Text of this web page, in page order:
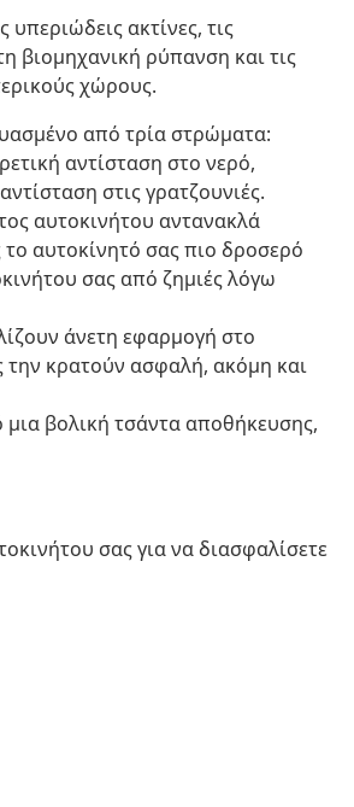
ακτίνες, τις
βιομηχανική ρύπανση και τις
χώρους.
από τρία στρώματα:
αντίσταση στο νερό,
στις γρατζουνιές.
αυτοκινήτου αντανακλά
αυτοκίνητό σας πιο δροσερό
σας από ζημιές λόγω
άνετη εφαρμογή στο
την κρατούν ασφαλή, ακόμη και
βολική τσάντα αποθήκευσης,
σας για να διασφαλίσετε